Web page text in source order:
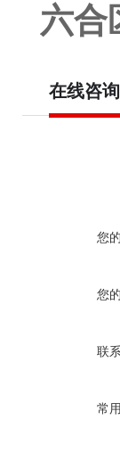
六合
在线咨询
您
您
联
常